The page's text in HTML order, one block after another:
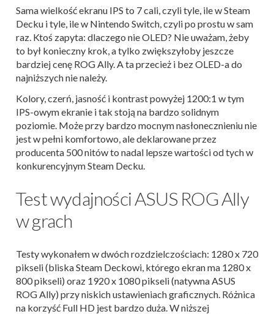
Sama wielkość ekranu IPS to 7 cali, czyli tyle, ile w Steam
Decku i tyle, ile w Nintendo Switch, czyli po prostu w sam
raz. Ktoś zapyta: dlaczego nie OLED? Nie uważam, żeby
to był konieczny krok, a tylko zwiększyłoby jeszcze
bardziej cenę ROG Ally. A ta przecież i bez OLED-a do
najniższych nie należy.
Kolory, czerń, jasność i kontrast powyżej 1200:1 w tym
IPS-owym ekranie i tak stoją na bardzo solidnym
poziomie. Może przy bardzo mocnym nasłonecznieniu nie
jest w pełni komfortowo, ale deklarowane przez
producenta 500 nitów to nadal lepsze wartości od tych w
konkurencyjnym Steam Decku.
Test wydajności ASUS ROG Ally
w grach
Testy wykonałem w dwóch rozdzielczościach: 1280 x 720
pikseli (bliska Steam Deckowi, którego ekran ma 1280 x
800 pikseli) oraz 1920 x 1080 pikseli (natywna ASUS
ROG Ally) przy niskich ustawieniach graficznych. Różnica
na korzyść Full HD jest bardzo duża. W niższej